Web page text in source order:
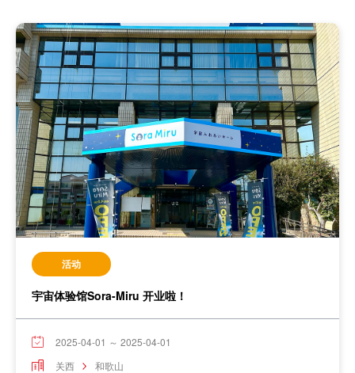
活动
宇宙体验馆Sora-Miru 开业啦！
2025-04-01 ～ 2025-04-01
关西
和歌山